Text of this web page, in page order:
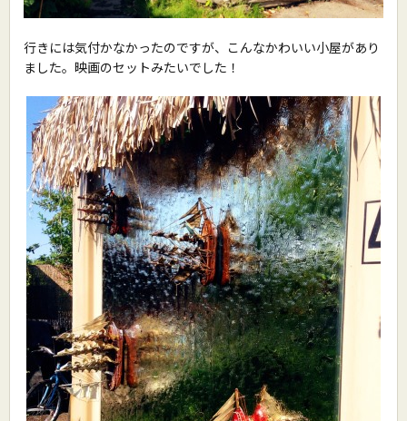
行きには気付かなかったのですが、こんなかわいい小屋があり
ました。映画のセットみたいでした！